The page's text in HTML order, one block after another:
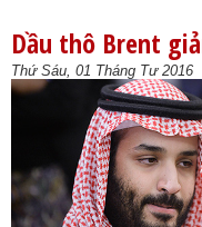
Dầu thô Brent
Thứ Sáu, 01 Tháng Tư 2016